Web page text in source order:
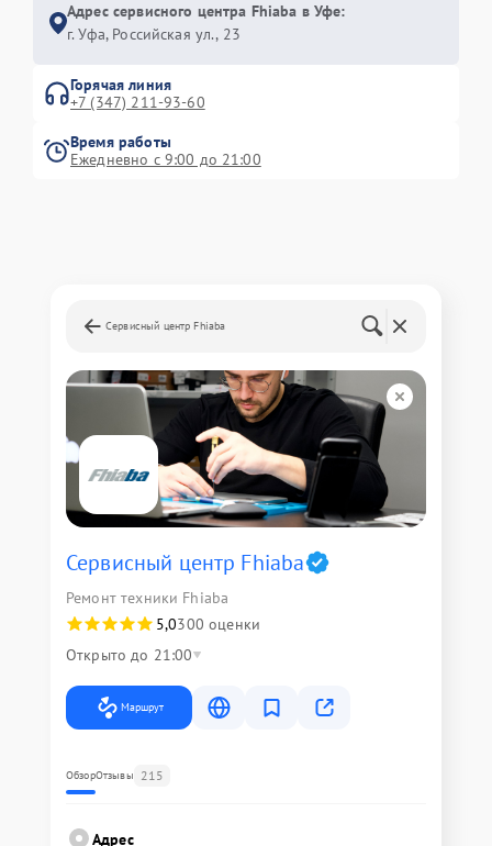
Адрес сервисного центра Fhiaba в Уфе:
г. Уфа, Российская ул., 23
Горячая линия
+7 (347) 211-93-60
Время работы
Ежедневно с 9:00 до 21:00
Сервисный центр Fhiaba
Сервисный центр Fhiaba
Ремонт техники Fhiaba
5,0300 оценки
Открыто до 21:00
Маршрут
ОбзорОтзывы 215
Адрес